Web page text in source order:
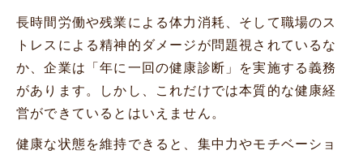
長時間労働や残業による体力消耗、そして職場のス
トレスによる精神的ダメージが問題視されているな
か、企業は「年に一回の健康診断」を実施する義務
があります。しかし、これだけでは本質的な健康経
営ができているとはいえません。
健康な状態を維持できると、集中力やモチベーショ